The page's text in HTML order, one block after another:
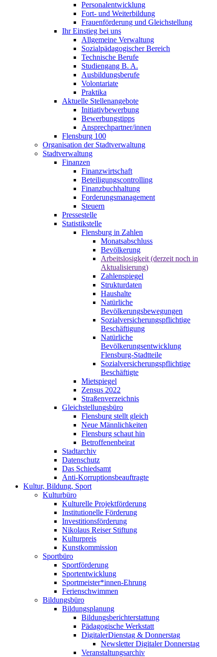
Personalentwicklung
Fort- und Weiterbildung
Frauenförderung und Gleichstellung
Ihr Einstieg bei uns
Allgemeine Verwaltung
Sozialpädagogischer Bereich
Technische Berufe
Studiengang B. A.
Ausbildungsberufe
Volontariate
Praktika
Aktuelle Stellenangebote
Initiativbewerbung
Bewerbungstipps
Ansprechpartner/innen
Flensburg 100
Organisation der Stadtverwaltung
Stadtverwaltung
Finanzen
Finanzwirtschaft
Beteiligungscontrolling
Finanzbuchhaltung
Forderungsmanagement
Steuern
Pressestelle
Statistikstelle
Flensburg in Zahlen
Monatsabschluss
Bevölkerung
Arbeitslosigkeit (derzeit noch in
Aktualisierung)
Zahlenspiegel
Strukturdaten
Haushalte
Natürliche
Bevölkerungsbewegungen
Sozialversicherungspflichtige
Beschäftigung
Natürliche
Bevölkerungsentwicklung
Flensburg-Stadtteile
Sozialversicherungspflichtige
Beschäftigte
Mietspiegel
Zensus 2022
Straßenverzeichnis
Gleichstellungsbüro
Flensburg stellt gleich
Neue Männlichkeiten
Flensburg schaut hin
Betroffenenbeirat
Stadtarchiv
Datenschutz
Das Schiedsamt
Anti-Korruptionsbeauftragte
Kultur, Bildung, Sport
Kulturbüro
Kulturelle Projektförderung
Institutionelle Förderung
Investitionsförderung
Nikolaus Reiser Stiftung
Kulturpreis
Kunstkommission
Sportbüro
Sportförderung
Sportentwicklung
Sportmeister*innen-Ehrung
Ferienschwimmen
Bildungsbüro
Bildungsplanung
Bildungsberichterstattung
Pädagogische Werkstatt
DigitalerDienstag & Donnerstag
Newsletter Digitaler Donnerstag
Veranstaltungsarchiv